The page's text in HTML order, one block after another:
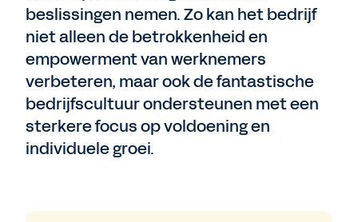
beslissingen nemen. Zo kan het bedrijf
niet alleen de betrokkenheid en
empowerment van werknemers
verbeteren, maar ook de fantastische
bedrijfscultuur ondersteunen met een
sterkere focus op voldoening en
individuele groei.